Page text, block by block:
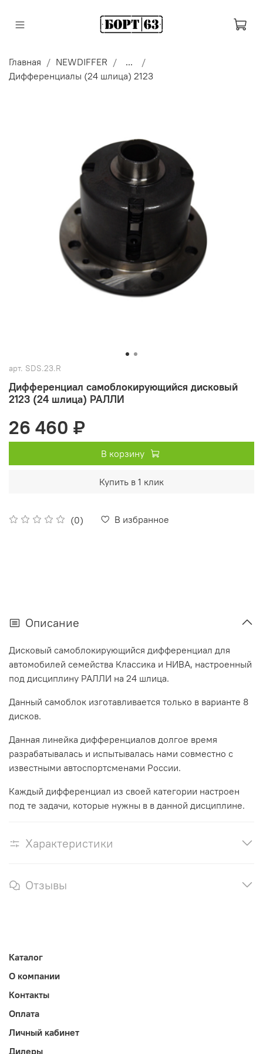
Главная NEWDIFFER
...
Дифференциалы (24 шлица) 2123
арт. SDS.23.R
Дифференциал самоблокирующийся дисковый
2123 (24 шлица) РАЛЛИ
(0) В избранное
26 460 ₽
В корзину
Купить в 1 клик
Описание
Дисковый самоблокирующийся дифференциал для
автомобилей семейства Классика и НИВА, настроенный
под дисциплину РАЛЛИ на 24 шлица.
Данный самоблок изготавливается только в варианте 8
дисков.
Данная линейка дифференциалов долгое время
разрабатывалась и испытывалась нами совместно с
известными автоспортсменами России.
Каждый дифференциал из своей категории настроен
под те задачи, которые нужны в в данной дисциплине.
Характеристики
Отзывы
Каталог
О компании
Контакты
Оплата
Личный кабинет
Дилеры